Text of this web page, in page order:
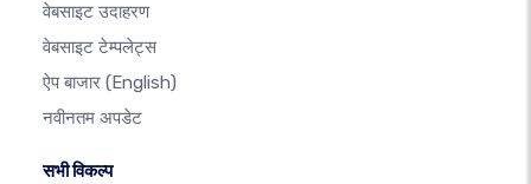
वेबसाइट उदाहरण
वेबसाइट टेम्पलेट्स
ऐप बाजार (English)
नवीनतम अपडेट
सभी विकल्प